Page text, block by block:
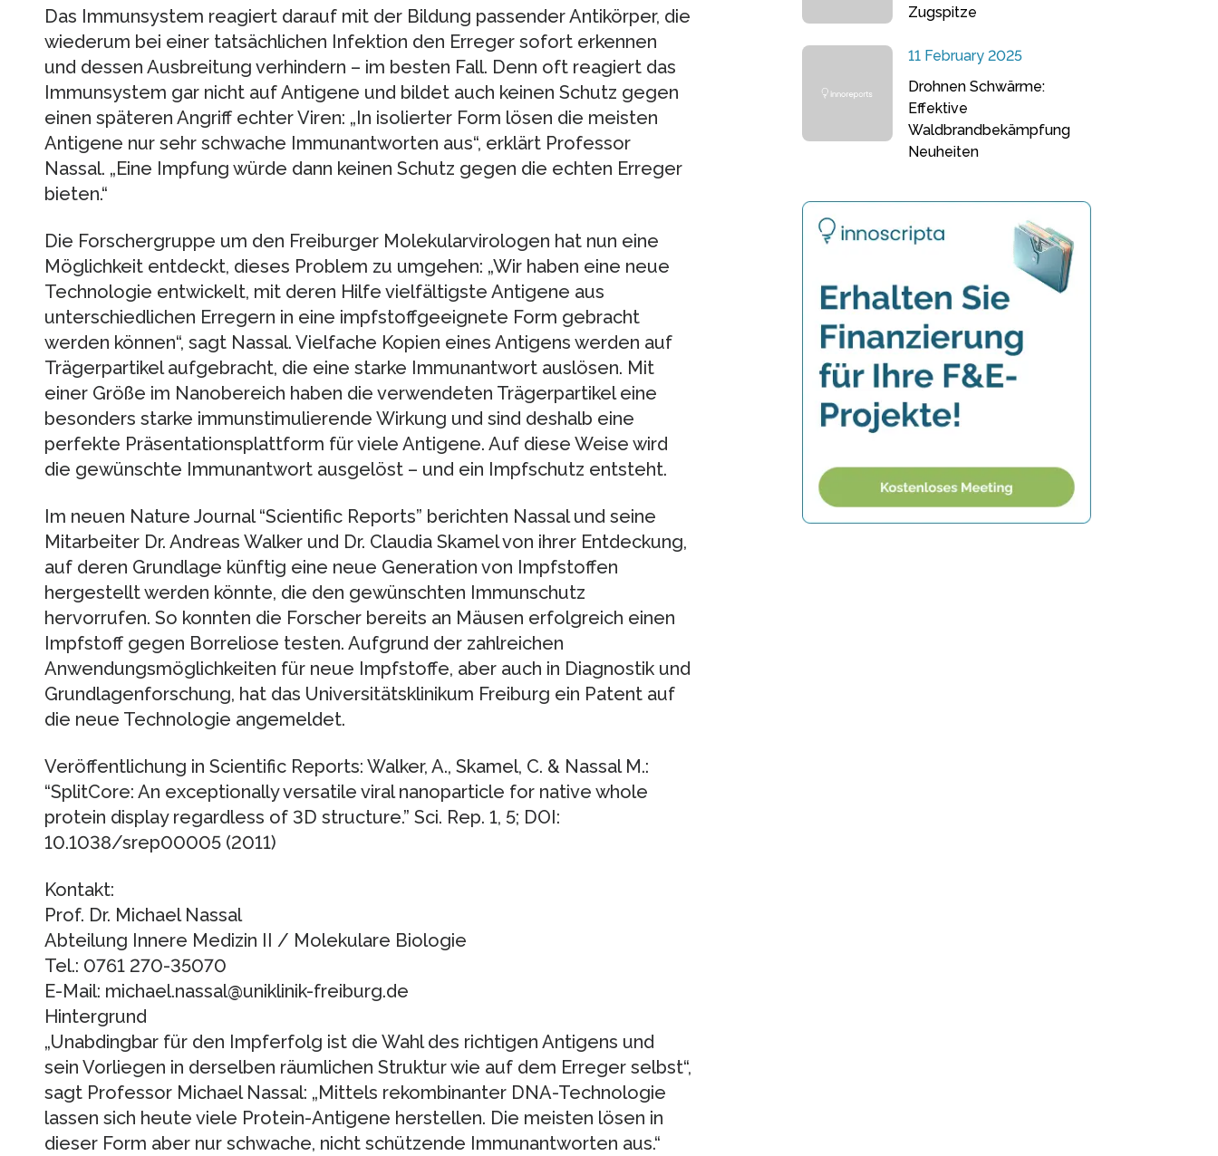
Das Immunsystem reagiert darauf mit der Bildung passender Antikörper, die
wiederum bei einer tatsächlichen Infektion den Erreger sofort erkennen
und dessen Ausbreitung verhindern – im besten Fall. Denn oft reagiert das
Immunsystem gar nicht auf Antigene und bildet auch keinen Schutz gegen
einen späteren Angriff echter Viren: „In isolierter Form lösen die meisten
Antigene nur sehr schwache Immunantworten aus“, erklärt Professor
Nassal. „Eine Impfung würde dann keinen Schutz gegen die echten Erreger
bieten.“
Die Forschergruppe um den Freiburger Molekularvirologen hat nun eine
Möglichkeit entdeckt, dieses Problem zu umgehen: „Wir haben eine neue
Technologie entwickelt, mit deren Hilfe vielfältigste Antigene aus
unterschiedlichen Erregern in eine impfstoffgeeignete Form gebracht
werden können“, sagt Nassal. Vielfache Kopien eines Antigens werden auf
Trägerpartikel aufgebracht, die eine starke Immunantwort auslösen. Mit
einer Größe im Nanobereich haben die verwendeten Trägerpartikel eine
besonders starke immunstimulierende Wirkung und sind deshalb eine
perfekte Präsentationsplattform für viele Antigene. Auf diese Weise wird
die gewünschte Immunantwort ausgelöst – und ein Impfschutz entsteht.
Im neuen Nature Journal “Scientific Reports” berichten Nassal und seine
Mitarbeiter Dr. Andreas Walker und Dr. Claudia Skamel von ihrer Entdeckung,
auf deren Grundlage künftig eine neue Generation von Impfstoffen
hergestellt werden könnte, die den gewünschten Immunschutz
hervorrufen. So konnten die Forscher bereits an Mäusen erfolgreich einen
Impfstoff gegen Borreliose testen. Aufgrund der zahlreichen
Anwendungsmöglichkeiten für neue Impfstoffe, aber auch in Diagnostik und
Grundlagenforschung, hat das Universitätsklinikum Freiburg ein Patent auf
die neue Technologie angemeldet.
Veröffentlichung in Scientific Reports: Walker, A., Skamel, C. & Nassal M.:
“SplitCore: An exceptionally versatile viral nanoparticle for native whole
protein display regardless of 3D structure.” Sci. Rep. 1, 5; DOI:
10.1038/srep00005 (2011)
Kontakt:
Prof. Dr. Michael Nassal
Abteilung Innere Medizin II / Molekulare Biologie
Tel.: 0761 270-35070
E-Mail: michael.nassal@uniklinik-freiburg.de
Hintergrund
„Unabdingbar für den Impferfolg ist die Wahl des richtigen Antigens und
sein Vorliegen in derselben räumlichen Struktur wie auf dem Erreger selbst“,
sagt Professor Michael Nassal: „Mittels rekombinanter DNA-Technologie
lassen sich heute viele Protein-Antigene herstellen. Die meisten lösen in
dieser Form aber nur schwache, nicht schützende Immunantworten aus.“
Zugspitze
11 February 2025
Drohnen Schwärme:
Effektive
Waldbrandbekämpfung
Neuheiten